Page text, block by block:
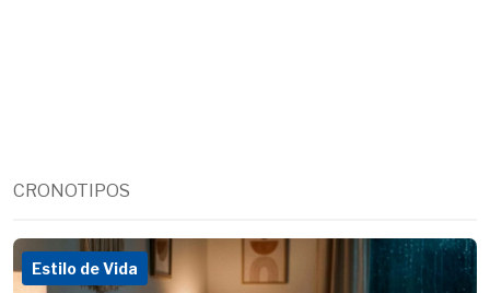
CRONOTIPOS
Estilo de Vida